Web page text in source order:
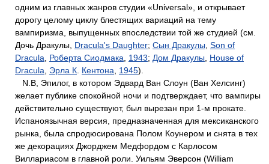
одним из главных жанров студии «Universal», и открывает
дорогу целому циклу блестящих вариаций на тему
вампиризма, выпущенных впоследствии той же студией (см.
Дочь Дракулы, Dracula's Daughter; Сын Дракулы Son of
Dracula
Роберта Сиодмака 1943; Дом Дракулы
House of
Dracula
Эрла К Кентона 1945).
N.В, Эпилог, в котором Эдвард Baн Слоун (Ван Хелсинг)
желает публике спокойной ночи и подтверждает, что вампиры
действительно существуют, был вырезан при 1-м прокате.
Испаноязычная версия, предназначенная для мексиканского
рынка, была спродюсирована Полом Коунером и снята в тех
же декорациях Джорджем Медфордом с Карлосом
Виллариасом в главной роли. Уильям Эверсон (William